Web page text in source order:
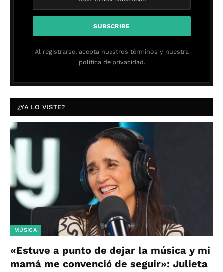
Al registrarse, acepta nuestros términos y nuestra
política de privacidad.
¿YA LO VISTE?
MÚSICA
«Estuve a punto de dejar la música y mi
mamá me convenció de seguir»: Julieta